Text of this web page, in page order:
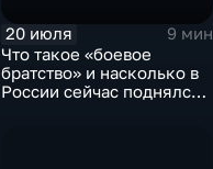
20 июля
9 мин
Что такое «боевое
братство» и насколько в
России сейчас поднялся